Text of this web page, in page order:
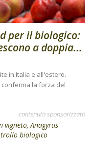
per il biologico:
a doppia...
in Italia e all'estero.
la forza del
contenuto sponsorizzato
vigneto, Anagyrus
biologico